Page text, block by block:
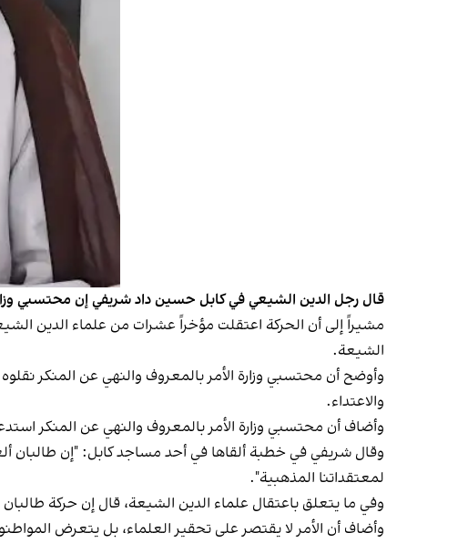
قال رجل الدين الشيعي في كابل حسين داد شريفي إن محتسبي
مشيراً إلى أن الحركة اعتقلت مؤخراً عشرات من علماء الدين
الشيعة.
والاعتداء.
وأضاف أن محتسبي وزارة الأمر بالمعروف والنهي عن المنكر
وقال شريفي في خطبة ألقاها في أحد مساجد كابل: "إن طالبان
لمعتقداتنا المذهبية".
وفي ما يتعلق باعتقال علماء الدين الشيعة، قال إن حركة
وأضاف أن الأمر لا يقتصر على تحقير العلماء، بل يتعرض